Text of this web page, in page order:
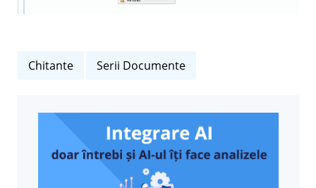
Chitante Serii Documente